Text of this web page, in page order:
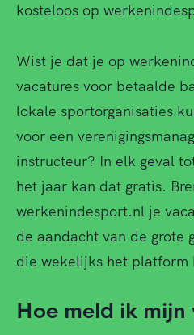
kosteloos op
Wist je dat je op
vacatures voor betaalde
lokale sportorganisaties
voor een
instructeur? In elk geval
het jaar kan dat gratis.
werkenindesport.nl je
de aandacht van de grote
die wekelijks het platform
Hoe meld ik mijn